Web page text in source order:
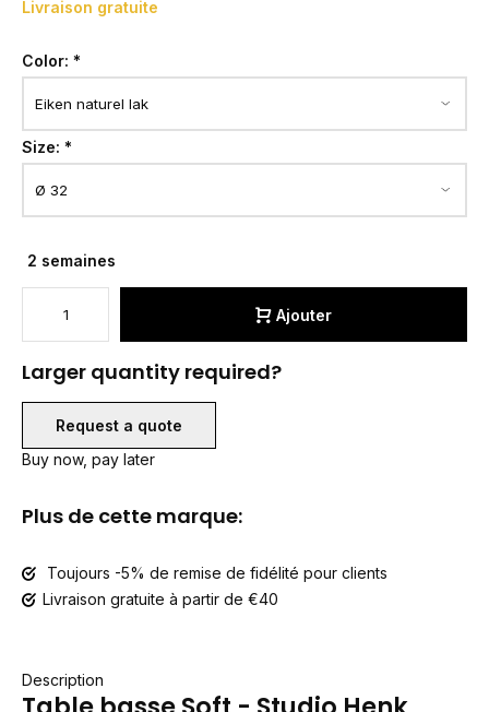
Livraison gratuite
Color: *
Size: *
2 semaines
Ajouter
Larger quantity required?
Request a quote
Buy now, pay later
Plus de cette marque:
Toujours -5% de remise de fidélité pour clients
Livraison gratuite à partir de €40
Description